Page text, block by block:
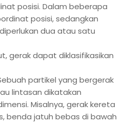
posisi. Dalam beberapa
posisi, sedangkan
dua atau satu
gerak dapat diklasifikasikan
partikel yang bergerak
lintasan dikatakan
Misalnya, gerak kereta
benda jatuh bebas di bawah